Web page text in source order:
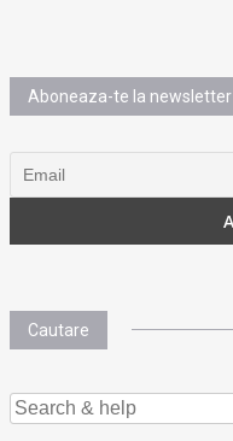
Aboneaza-te la newsletter
Cautare
SEARCH
FOR: